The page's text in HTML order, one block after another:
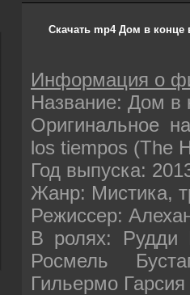
Скачать mp4 Дом в конце
Информация о
Название: Дом в
Оригинальное
los tiempos (The
Год выпуска:
Жанр: Мистика,
Режиссер:
В ролях: Рудди
Росмель
Гильермо Гарсия